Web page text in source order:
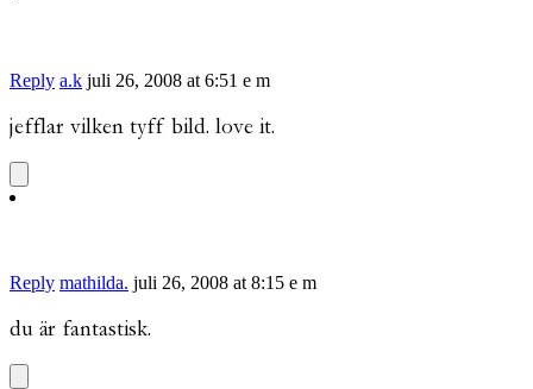
Reply a.k juli 26, 2008 at 6:51 e m
jefflar vilken tyff bild. love it.
Reply mathilda. juli 26, 2008 at 8:15 e m
du är fantastisk.